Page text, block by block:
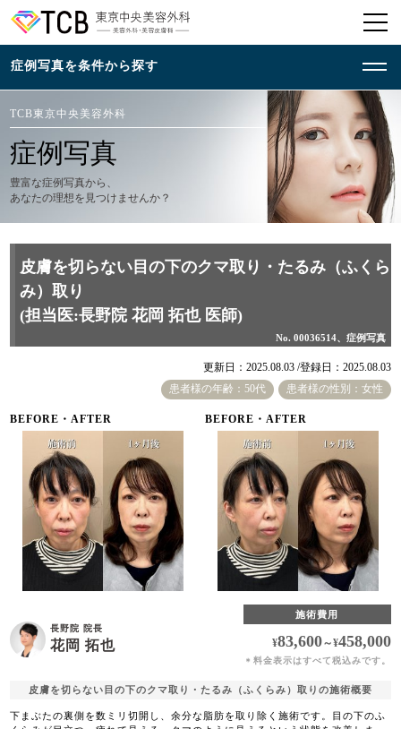
TCB東京中央美容外科
症例写真
豊富な症例写真から、
あなたの理想を見つけませんか？
皮膚を切らない目の下のクマ取り・たるみ（ふくら
み）取り
(担当医:長野院 花岡 拓也 医師)
No. 00036514、症例写真
患者様の年齢：50代 患者様の性別：女性
更新日：2025.08.03 /登録日：2025.08.03
BEFORE・AFTER BEFORE・AFTER
長野院 院長
花岡 拓也
施術費用
¥83,600～¥458,000
＊ 料金表示はすべて税込みです。
皮膚を切らない目の下のクマ取り・たるみ（ふくらみ）取りの施術概要
下まぶたの裏側を数ミリ切開し、余分な脂肪を取り除く施術です。目の下のふ